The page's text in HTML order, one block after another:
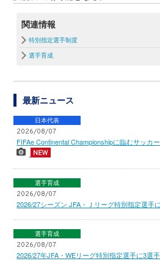
関連情報
特別指定選手制度
選手育成
最新ニュース
日本代表
2026/08/07
FIFAe Continental Championshipに臨むサッカ
選手育成
2026/08/07
2026/27シーズン JFA・Ｊリーグ特別指定選手
選手育成
2026/08/07
2026/27年JFA・WEリーグ特別指定選手に3選